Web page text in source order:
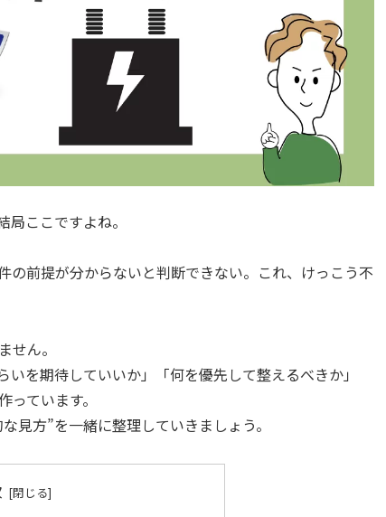
ここですよね。
前提が分からないと判断できない。これ、けっこう不
せん。
を期待していいか」「何を優先して整えるべきか」
ています。
見方”を一緒に整理していきましょう。